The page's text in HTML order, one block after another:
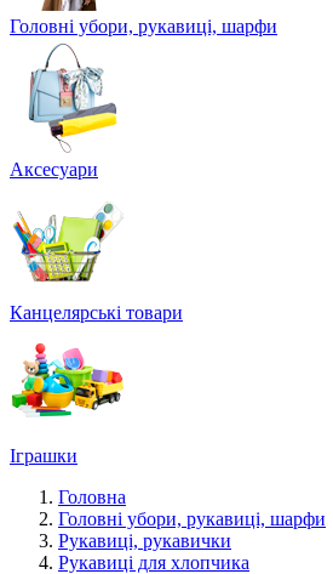
Головні убори, рукавиці, шарфи
Аксесуари
Канцелярські товари
Іграшки
Головна
Головні убори, рукавиці, шарфи
Рукавиці, рукавички
Рукавиці для хлопчика